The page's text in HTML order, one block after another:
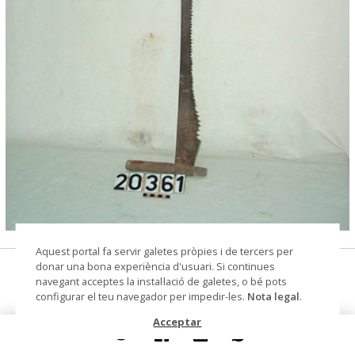
© Museu de les Terres de l'Ebre
serra de dos mans
Materials i tècniques ferro
Aquest portal fa servir galetes pròpies i de tercers per
donar una bona experiència d'usuari. Si continues
navegant acceptes la instal·lació de galetes, o bé pots
configurar el teu navegador per impedir-les. Nota legal.
Acceptar